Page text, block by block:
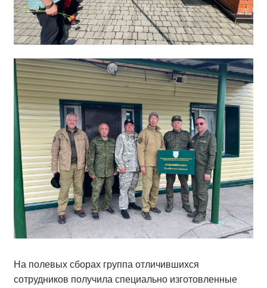
На полевых сборах группа отличившихся
сотрудников получила специально изготовленные